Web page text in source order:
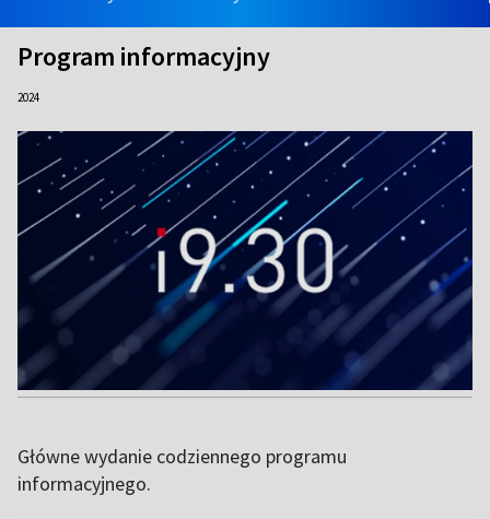
Program informacyjny
2024
Główne wydanie codziennego programu
informacyjnego.